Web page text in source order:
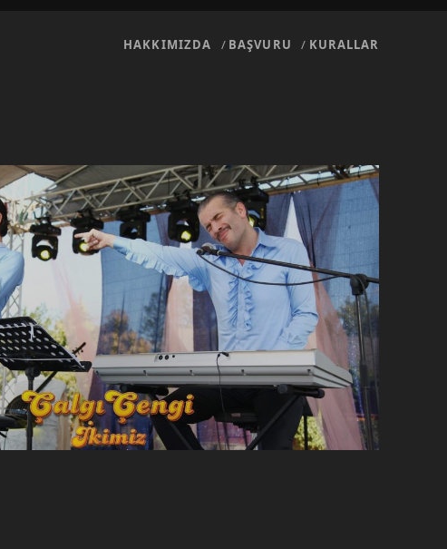
HAKKIMIZDA BAŞVURU KURALLAR